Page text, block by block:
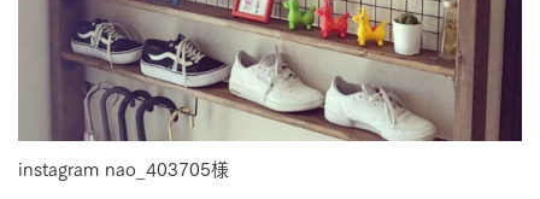
instagram nao_403705様